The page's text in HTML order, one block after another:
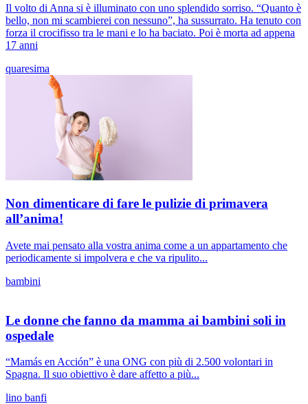
Il volto di Anna si è illuminato con uno splendido sorriso. “Quanto è
bello, non mi scambierei con nessuno”, ha sussurrato. Ha tenuto con
forza il crocifisso tra le mani e lo ha baciato. Poi è morta ad appena
17 anni
quaresima
Non dimenticare di fare le pulizie di primavera
all’anima!
Avete mai pensato alla vostra anima come a un appartamento che
periodicamente si impolvera e che va ripulito...
bambini
Le donne che fanno da mamma ai bambini soli in
ospedale
“Mamás en Acción” è una ONG con più di 2.500 volontari in
Spagna. Il suo obiettivo è dare affetto a più...
lino banfi